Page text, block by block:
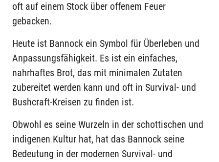
oft auf einem Stock über offenem Feuer
gebacken.
Heute ist Bannock ein Symbol für Überleben und
Anpassungsfähigkeit. Es ist ein einfaches,
nahrhaftes Brot, das mit minimalen Zutaten
zubereitet werden kann und oft in Survival- und
Bushcraft-Kreisen zu finden ist.
Obwohl es seine Wurzeln in der schottischen und
indigenen Kultur hat, hat das Bannock seine
Bedeutung in der modernen Survival- und